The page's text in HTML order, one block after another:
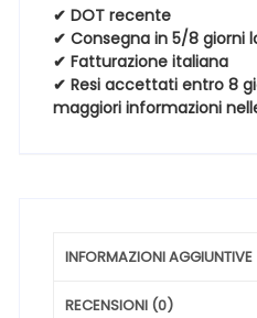
20
95V
Invernali
quantità
✔ DOT recente
✔ Consegna in 5/8 giorni
✔ Fatturazione italiana
✔ Resi accettati entro 8
maggiori informazioni
INFORMAZIONI AGGIUNTIVE
RECENSIONI (0)